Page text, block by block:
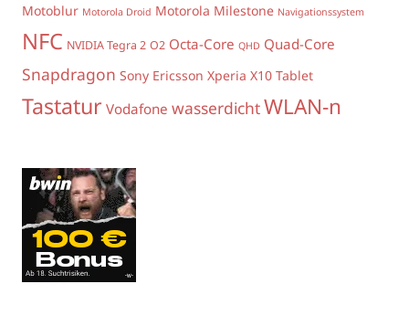
Motoblur Motorola Droid Motorola Milestone Navigationssystem
NFC NVIDIA Tegra 2 O2 Octa-Core QHD Quad-Core
Snapdragon Sony Ericsson Xperia X10 Tablet
Tastatur Vodafone wasserdichtWLAN-n